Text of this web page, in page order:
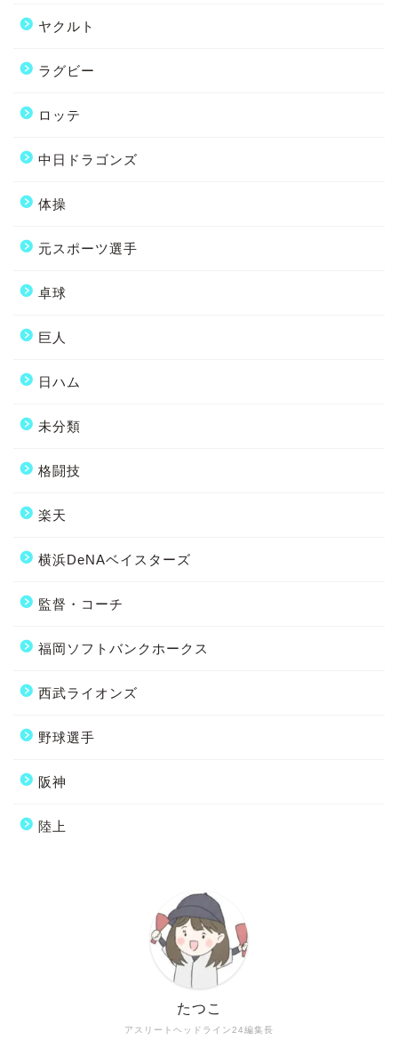
ヤクルト
ラグビー
ロッテ
中日ドラゴンズ
体操
元スポーツ選手
卓球
巨人
日ハム
未分類
格闘技
楽天
横浜DeNAベイスターズ
監督・コーチ
福岡ソフトバンクホークス
西武ライオンズ
野球選手
阪神
陸上
アスリートヘッドライン24編集長
たつこ